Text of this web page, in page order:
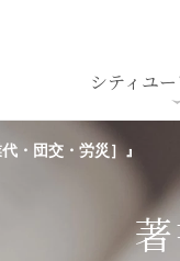
シティユ
沿
セミナ
法律
スタッ
・団交・労災］』